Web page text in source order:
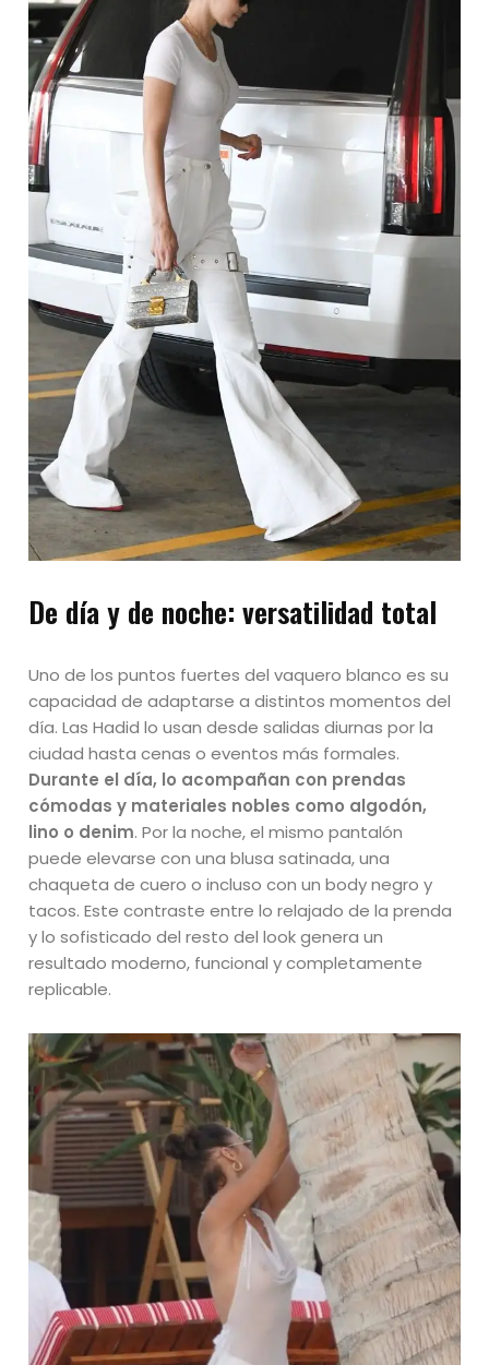
De día y de noche: versatilidad total
Uno de los puntos fuertes del vaquero blanco es su
capacidad de adaptarse a distintos momentos del
día. Las Hadid lo usan desde salidas diurnas por la
ciudad hasta cenas o eventos más formales.
Durante el día, lo acompañan con prendas
cómodas y materiales nobles como algodón,
lino o denim. Por la noche, el mismo pantalón
puede elevarse con una blusa satinada, una
chaqueta de cuero o incluso con un body negro y
tacos. Este contraste entre lo relajado de la prenda
y lo sofisticado del resto del look genera un
resultado moderno, funcional y completamente
replicable.